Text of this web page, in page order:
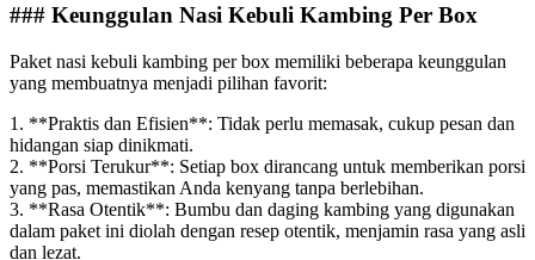
### Keunggulan Nasi Kebuli Kambing Per Box
Paket nasi kebuli kambing per box memiliki beberapa keunggulan
yang membuatnya menjadi pilihan favorit:
1. **Praktis dan Efisien**: Tidak perlu memasak, cukup pesan dan
hidangan siap dinikmati.
2. **Porsi Terukur**: Setiap box dirancang untuk memberikan porsi
yang pas, memastikan Anda kenyang tanpa berlebihan.
3. **Rasa Otentik**: Bumbu dan daging kambing yang digunakan
dalam paket ini diolah dengan resep otentik, menjamin rasa yang asli
dan lezat.